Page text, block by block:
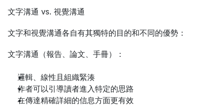
文字溝通 vs. 視覺溝通
文字和視覺溝通各自有其獨特的目的和不同的優勢：
文字溝通（報告、論文、手冊）：
邏輯、線性且組織緊湊
作者可以引導讀者進入特定的思路
在傳達精確詳細的信息方面更有效